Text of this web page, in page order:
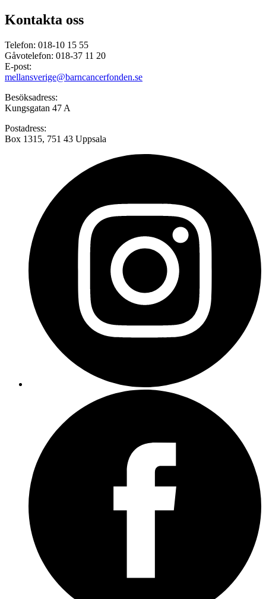
Kontakta oss
Telefon: 018-10 15 55
Gåvotelefon: 018-37 11 20
E-post:
mellansverige@barncancerfonden.se
Besöksadress:
Kungsgatan 47 A
Postadress:
Box 1315, 751 43 Uppsala